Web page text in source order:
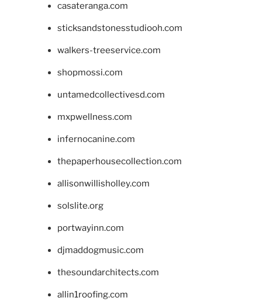
casateranga.com
sticksandstonesstudiooh.com
walkers-treeservice.com
shopmossi.com
untamedcollectivesd.com
mxpwellness.com
infernocanine.com
thepaperhousecollection.com
allisonwillisholley.com
solslite.org
portwayinn.com
djmaddogmusic.com
thesoundarchitects.com
allin1roofing.com